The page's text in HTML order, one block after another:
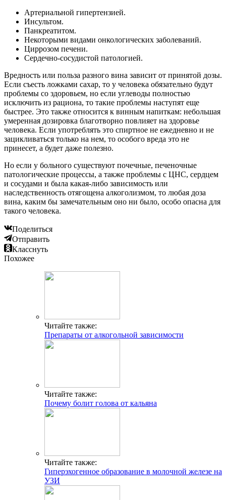
Артериальной гипертензией.
Инсультом.
Панкреатитом.
Некоторыми видами онкологических заболеваний.
Циррозом печени.
Сердечно-сосудистой патологией.
Вредность или польза разного вина зависит от принятой дозы.
Если съесть ложками сахар, то у человека обязательно будут
проблемы со здоровьем, но если углеводы полностью
исключить из рациона, то такие проблемы наступят еще
быстрее. Это также относится к винным напиткам: небольшая
умеренная дозировка благотворно повлияет на здоровье
человека. Если употреблять это спиртное не ежедневно и не
зацикливаться только на нем, то особого вреда это не
принесет, а будет даже полезно.
Но если у больного существуют почечные, печеночные
патологические процессы, а также проблемы с ЦНС, сердцем
и сосудами и была какая-либо зависимость или
наследственность отягощена алкоголизмом, то любая доза
вина, каким бы замечательным оно ни было, особо опасна для
такого человека.
Поделиться
Отправить
Класснуть
Похожее
Читайте также:
Препараты от алкогольной зависимости
Читайте также:
Почему болит голова от кальяна
Читайте также:
Гиперэхогенное образование в молочной железе на
УЗИ